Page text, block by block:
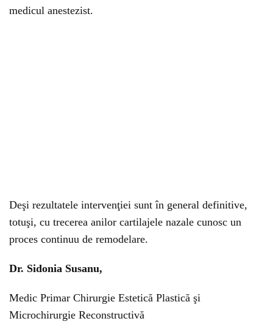
medicul anestezist.
Deşi rezultatele intervenţiei sunt în general definitive,
totuşi, cu trecerea anilor cartilajele nazale cunosc un
proces continuu de remodelare.
Dr. Sidonia Susanu,
Medic Primar Chirurgie Estetică Plastică şi
Microchirurgie Reconstructivă